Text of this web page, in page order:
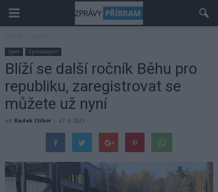
Sport Zpravodajství
Blíží se další ročník Běhu pro
republiku, zaregistrovat se
můžete už nyní
od Radek Ctibor - 27. 9. 2023